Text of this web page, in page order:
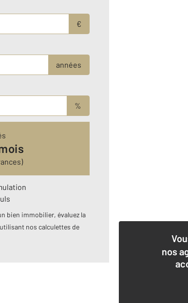
€
années
%
bien immobilier, évaluez la
nos calculettes de
nos